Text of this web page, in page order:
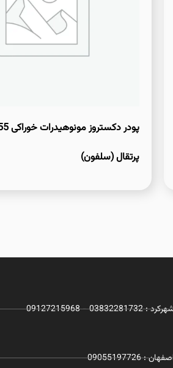
پرتقال (سلفون)
- 09127215968